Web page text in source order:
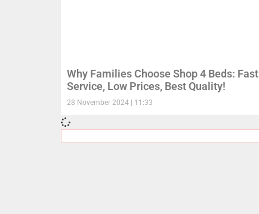
Why Families Choose Shop 4 Beds: Fast
Service, Low Prices, Best Quality!
28 November 2024 11:33